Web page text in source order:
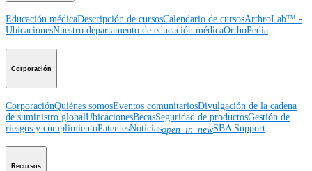
Educación médicaDescripción de cursosCalendario de cursosArthroLab™ -
UbicacionesNuestro departamento de educación médicaOrthoPedia
Corporación
CorporaciónQuiénes somosEventos comunitariosDivulgación de la cadena
de suministro globalUbicacionesBecasSeguridad de productosGestión de
riesgos y cumplimientoPatentesNoticiasopen_in_newSBA Support
Recursos